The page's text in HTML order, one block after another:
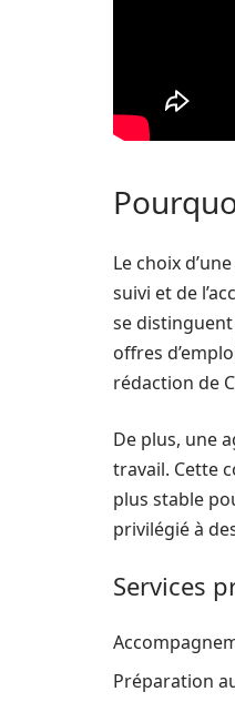
Le choix
suivi et de
se
offres
rédaction de
De plus, une
travail. Cette
plus stable
privilégié à
Services
Préparation